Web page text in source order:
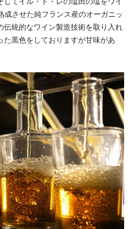
成させた純フランス産のオーガニッ
伝統的なワイン製造技術を取り入れ
た黒色をしておりますが甘味があ